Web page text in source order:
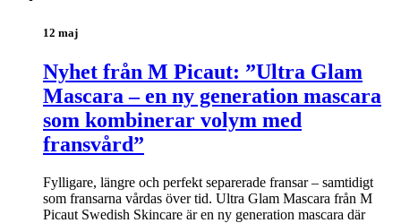
12 maj
Nyhet från M Picaut: ”Ultra Glam
Mascara – en ny generation mascara
som kombinerar volym med
fransvård”
Fylligare, längre och perfekt separerade fransar – samtidigt
som fransarna vårdas över tid. Ultra Glam Mascara från M
Picaut Swedish Skincare är en ny generation mascara där